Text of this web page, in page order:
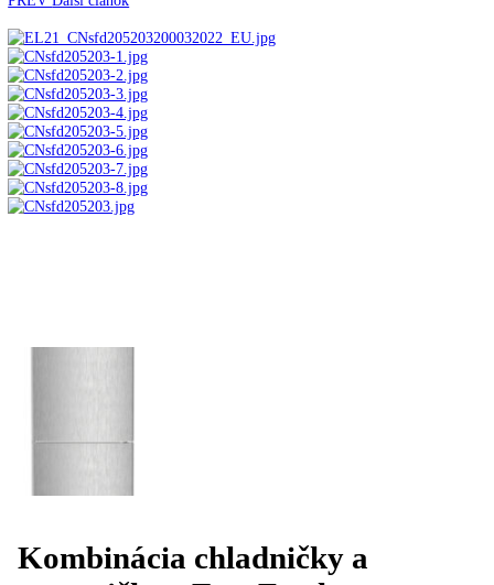
Kávy
Uncategorized
ÚvodVoľne stojace spotrebiče
chladničkymraziak dole
mrazničky s EasyFresh a NoFrost KGNsf 52Vd03